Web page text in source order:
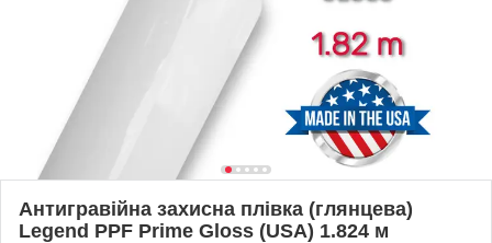
Антигравійна захисна плівка (глянцева)
Legend PPF Prime Gloss (USA) 1.824 м